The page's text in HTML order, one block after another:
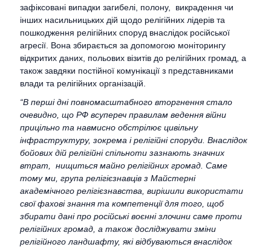
зафіксовані випадки загибелі, полону, викрадення чи
інших насильницьких дій щодо релігійних лідерів та
пошкодження релігійних споруд внаслідок російської
агресії. Вона збирається за допомогою моніторингу
відкритих даних, польових візитів до релігійних громад, а
також завдяки постійної комунікації з представниками
влади та релігійних організацій.
“В перші дні повномасштабного вторгнення стало
очевидно, що РФ всупереч правилам ведення війни
прицільно та навмисно обстрілює цивільну
інфраструктуру, зокрема і релігійні споруди. Внаслідок
бойових дій релігійні спільноти зазнають значних
втрат, нищиться майно релігійних громад. Саме
тому ми, група релігієзнавців з Майстерні
академічного релігієзнавства, вирішили використати
свої фахові знання та компетенції для того, щоб
збирати дані про російські воєнні злочини саме проти
релігійних громад, а також досліджувати зміни
релігійного ландшафту, які відбуваються внаслідок